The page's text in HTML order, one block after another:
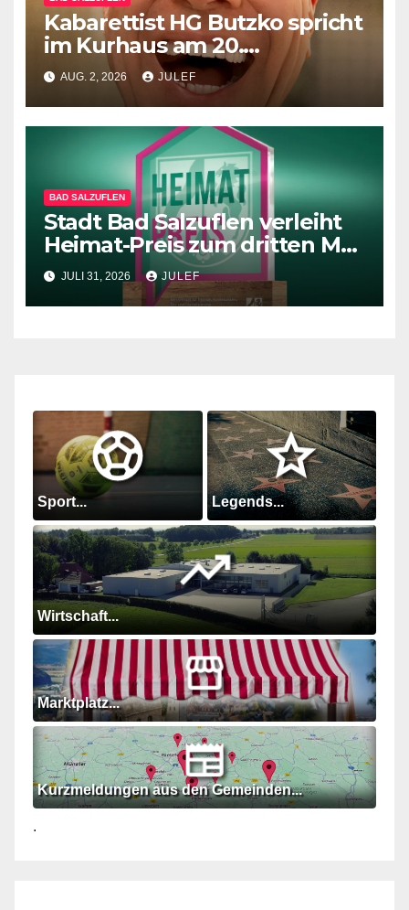
Kabarettist HG Butzko spricht
im Kurhaus am 20.
September Klartext –
menschlich anstatt mit KI
AUG. 2, 2026 JULEF
BAD SALZUFLEN
Stadt Bad Salzuflen verleiht
Heimat-Preis zum dritten Mal
– Besonderes Engagement
gewürdigt
JULI 31, 2026 JULEF
Sport... Legends...
Wirtschaft...
Marktplatz...
Kurzmeldungen aus den Gemeinden...
.